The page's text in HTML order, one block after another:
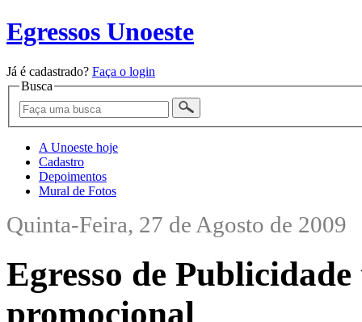
Egressos Unoeste
Já é cadastrado? Faça o login
Busca
A Unoeste hoje
Cadastro
Depoimentos
Mural de Fotos
Quinta-Feira, 27 de Agosto de 2009
Egresso de
promocional